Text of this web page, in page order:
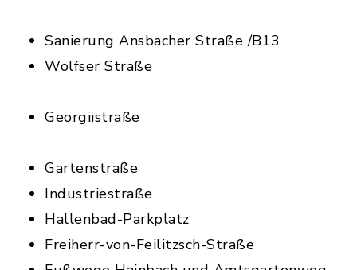
Sanierung Ansbacher Straße /B13
Wolfser Straße
Georgiistraße
Gartenstraße
Industriestraße
Hallenbad-Parkplatz
Freiherr-von-Feilitzsch-Straße